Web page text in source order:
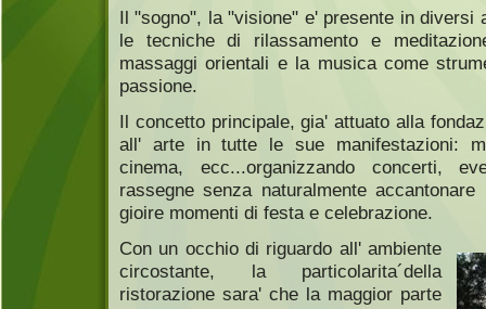
Il "sogno", la "visione" e' presente in diversi
le tecniche di rilassamento e
massaggi orientali e la musica come
passione.
Il concetto principale, gia' attuato alla
all' arte in tutte le sue manifestazioni:
cinema, ecc...organizzando concerti,
rassegne senza naturalmente
gioire momenti di festa e celebrazione.
Con un occhio di riguardo all' ambiente
circostante, la particolarita´della
ristorazione sara' che la maggior parte